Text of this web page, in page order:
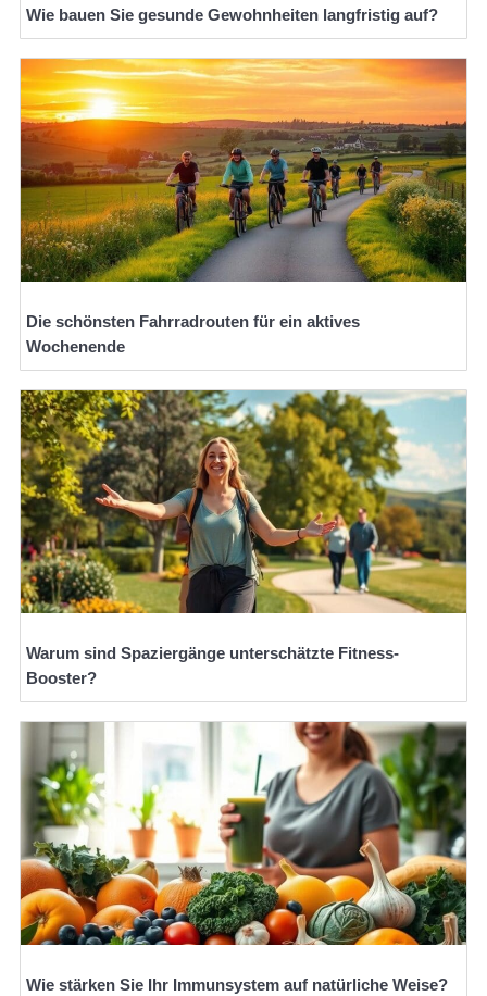
Wie bauen Sie gesunde Gewohnheiten langfristig auf?
Die schönsten Fahrradrouten für ein aktives
Wochenende
Warum sind Spaziergänge unterschätzte Fitness-
Booster?
Wie stärken Sie Ihr Immunsystem auf natürliche Weise?